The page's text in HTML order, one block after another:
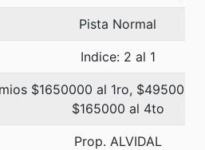
Pista Normal
Indice: 2 al 1
$1650000 al 1ro, $495000
$165000 al 4to
Prop. ALVIDAL